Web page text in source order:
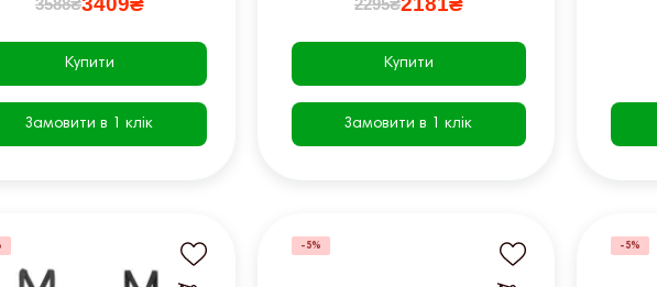
Купити
Замовити в 1 клік
Купити
Замовити в 1 клік
-5% -5%